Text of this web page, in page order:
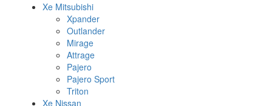
Xe Mitsubishi
Xpander
Outlander
Mirage
Attrage
Pajero
Pajero Sport
Triton
Xe Nissan